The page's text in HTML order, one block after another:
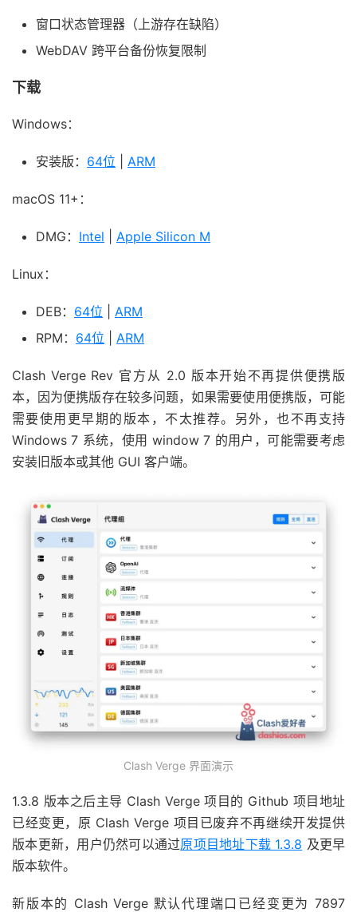
窗口状态管理器（上游存在缺陷）
WebDAV 跨平台备份恢复限制
下载
Windows：
安装版： 64位 ARM
macOS 11+：
DMG： Intel Apple Silicon M
Linux：
DEB： 64位
ARM
RPM： 64位 ARM
Clash Verge Rev 官方从 2.0 版本开始不再提供便携版
本，因为便携版存在较多问题，如果需要使用便携版，可能
需要使用更早期的版本，不太推荐。另外，也不再支持
Windows 7 系统，使用 window 7 的用户，可能需要考虑
安装旧版本或其他 GUI 客户端。
Clash Verge 界面演示
1.3.8 版本之后主导 Clash Verge 项目的 Github 项目地址
已经变更，原 Clash Verge 项目已废弃不再继续开发提供
版本更新，用户仍然可以通过原项目地址下载 1.3.8 及更早
版本软件。
新版本的 Clash Verge 默认代理端口已经变更为 7897